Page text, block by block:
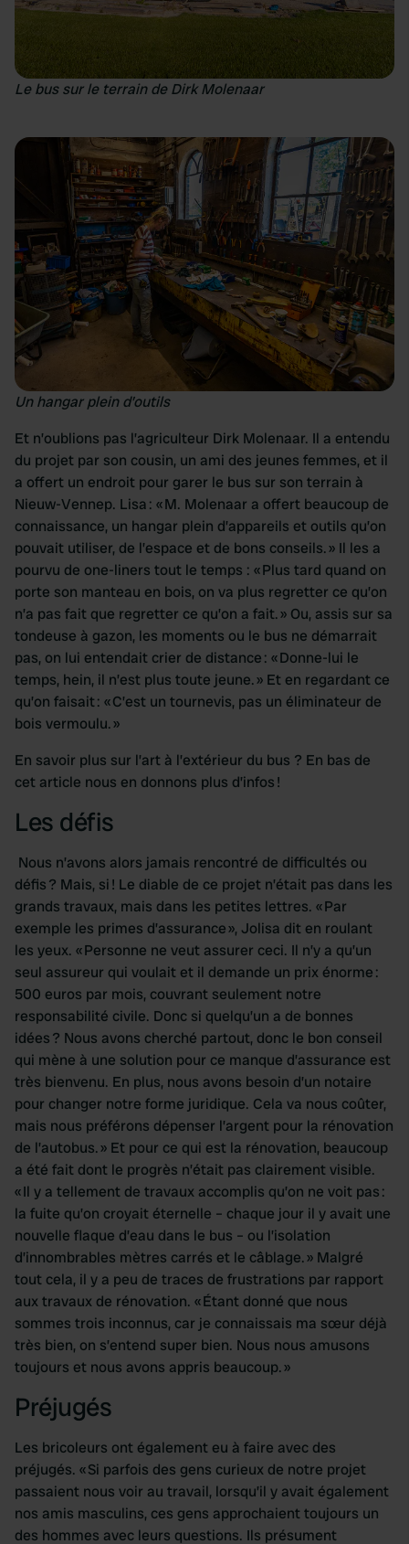
Le bus sur le terrain de Dirk Molenaar
Un hangar plein d’outils
Et n’oublions pas l’agriculteur Dirk Molenaar. Il a entendu
du projet par son cousin, un ami des jeunes femmes, et il
a offert un endroit pour garer le bus sur son terrain à
Nieuw-Vennep. Lisa : « M. Molenaar a offert beaucoup de
connaissance, un hangar plein d’appareils et outils qu’on
pouvait utiliser, de l’espace et de bons conseils. » Il les a
pourvu de one-liners tout le temps : « Plus tard quand on
porte son manteau en bois, on va plus regretter ce qu’on
n’a pas fait que regretter ce qu’on a fait. » Ou, assis sur sa
tondeuse à gazon, les moments ou le bus ne démarrait
pas, on lui entendait crier de distance : « Donne-lui le
temps, hein, il n’est plus toute jeune. » Et en regardant ce
qu’on faisait : « C’est un tournevis, pas un éliminateur de
bois vermoulu. »
En savoir plus sur l’art à l’extérieur du bus ? En bas de
cet article nous en donnons plus d’infos !
Les défis
Nous n’avons alors jamais rencontré de difficultés ou
défis ? Mais, si ! Le diable de ce projet n’était pas dans les
grands travaux, mais dans les petites lettres. « Par
exemple les primes d’assurance », Jolisa dit en roulant
les yeux. « Personne ne veut assurer ceci. Il n’y a qu’un
seul assureur qui voulait et il demande un prix énorme :
500 euros par mois, couvrant seulement notre
responsabilité civile. Donc si quelqu’un a de bonnes
idées ? Nous avons cherché partout, donc le bon conseil
qui mène à une solution pour ce manque d’assurance est
très bienvenu. En plus, nous avons besoin d’un notaire
pour changer notre forme juridique. Cela va nous coûter,
mais nous préférons dépenser l’argent pour la rénovation
de l’autobus. » Et pour ce qui est la rénovation, beaucoup
a été fait dont le progrès n’était pas clairement visible.
« Il y a tellement de travaux accomplis qu’on ne voit pas :
la fuite qu’on croyait éternelle – chaque jour il y avait une
nouvelle flaque d’eau dans le bus – ou l’isolation
d’innombrables mètres carrés et le câblage. » Malgré
tout cela, il y a peu de traces de frustrations par rapport
aux travaux de rénovation. « Étant donné que nous
sommes trois inconnus, car je connaissais ma sœur déjà
très bien, on s’entend super bien. Nous nous amusons
toujours et nous avons appris beaucoup. »
Préjugés
Les bricoleurs ont également eu à faire avec des
préjugés. « Si parfois des gens curieux de notre projet
passaient nous voir au travail, lorsqu’il y avait également
nos amis masculins, ces gens approchaient toujours un
des hommes avec leurs questions. Ils présument